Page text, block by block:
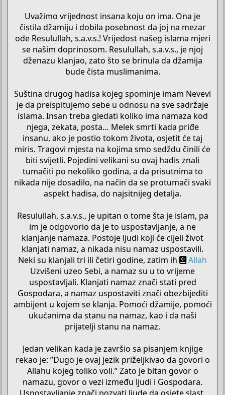
Uvažimo vrijednost insana koju on ima. Ona je
čistila džamiju i dobila posebnost da joj na mezar
ode Resulullah, s.a.v.s.! Vrijedost našeg islama mjeri
se našim doprinosom. Resulullah, s.a.v.s., je njoj
dženazu klanjao, zato što se brinula da džamija
bude čista muslimanima.
Suština drugog hadisa kojeg spominje imam Nevevi
je da preispitujemo sebe u odnosu na sve sadržaje
islama. Insan treba gledati koliko ima namaza kod
njega, zekata, posta… Melek smrti kada priđe
insanu, ako je postio tokom života, osjetit će taj
miris. Tragovi mjesta na kojima smo sedždu činili će
biti svijetli. Pojedini velikani su ovaj hadis znali
tumačiti po nekoliko godina, a da prisutnima to
nikada nije dosadilo, na način da se protumači svaki
aspekt hadisa, do najsitnijeg detalja.
Resulullah, s.a.v.s., je upitan o tome šta je islam, pa
im je odgovorio da je to uspostavljanje, a ne
klanjanje namaza. Postoje ljudi koji će cijeli život
klanjati namaz, a nikada nisu namaz uspostavili.
Neki su klanjali tri ili četiri godine, zatim ih
Allah
Uzvišeni uzeo Sebi, a namaz su u to vrijeme
uspostavljali. Klanjati namaz znači stati pred
Gospodara, a namaz uspostaviti znači obezbijediti
ambijent u kojem se klanja. Pomoći džamije, pomoći
ukućanima da stanu na namaz, kao i da naši
prijatelji stanu na namaz.
Jedan velikan kada je završio sa pisanjem knjige
rekao je: ”Dugo je ovaj jezik priželjkivao da govori o
Allahu kojeg toliko voli.” Zato je bitan govor o
namazu, govor o vezi između ljudi i Gospodara.
Uspostavljanje znači pozvati ljude da osjete slast,